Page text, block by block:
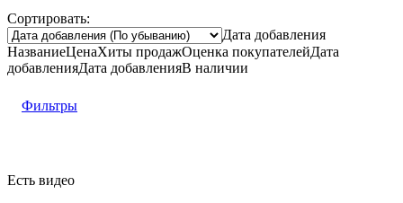
Сортировать:
Дата добавления
НазваниеЦенаХиты продажОценка покупателейДата
добавленияДата добавленияВ наличии
Фильтры
Есть видео